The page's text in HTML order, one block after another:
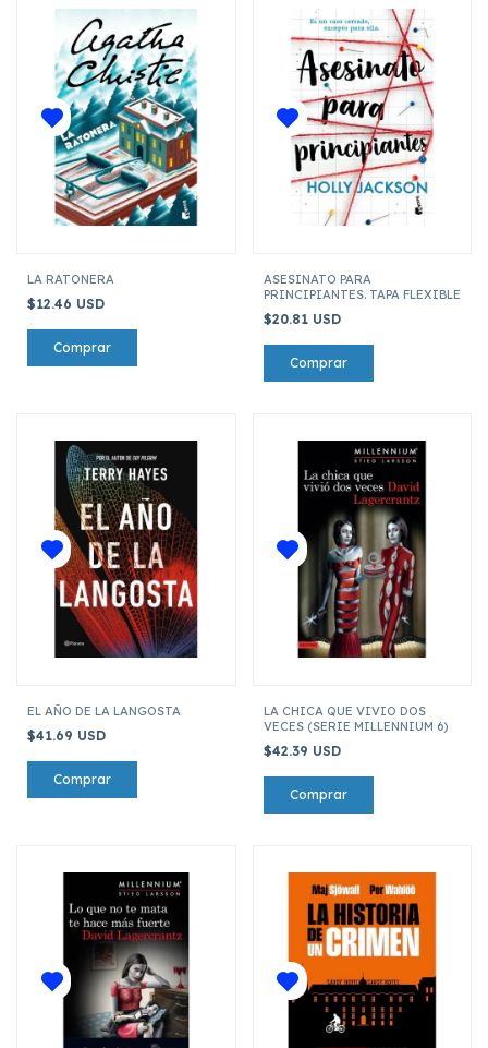
LA RATONERA
$12.46 USD
ASESINATO PARA
PRINCIPIANTES. TAPA FLEXIBLE
$20.81 USD
EL AÑO DE LA LANGOSTA
$41.69 USD
LA CHICA QUE VIVIO DOS
VECES (SERIE MILLENNIUM 6)
$42.39 USD